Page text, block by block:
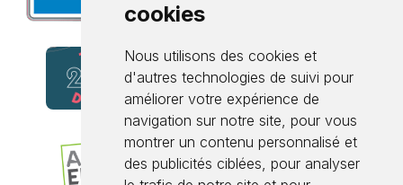
cookies
Nous utilisons des cookies et
d'autres technologies de suivi pour
améliorer votre expérience de
navigation sur notre site, pour vous
montrer un contenu personnalisé et
des publicités ciblées, pour analyser